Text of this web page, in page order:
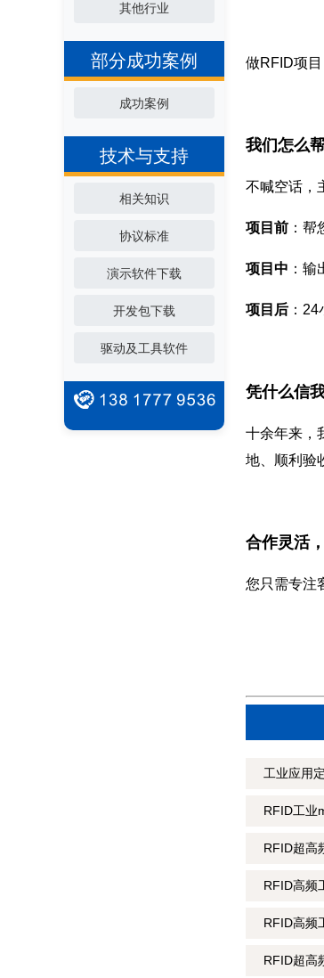
其他行业
部分成功案例
成功案例
技术与支持
相关知识
协议标准
演示软件下载
开发包下载
驱动及工具软件
做RFID项
我们怎么
不喊空话，
项目前 ：
项目中 ：
项目后 ：
凭什么信
十余年来，
地、顺利验
合作灵活
您只需专注
工业应用
RFID工业
RFID超高
RFID高频
RFID高频
RFID超高